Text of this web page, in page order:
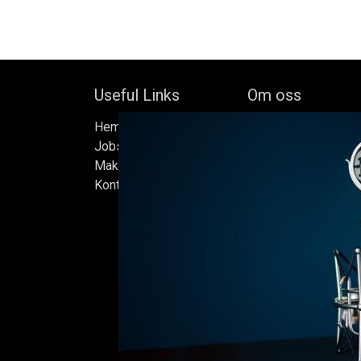
Useful Links
Hem
Jobs
Make Good
Kontakta oss
Om oss
oberoende
av Bock Brewery,
Efter nästan trettio
bryggde vi den
iskällare som
Ölen bryggs i små
sats måste
standarder vi
endast det bästa är